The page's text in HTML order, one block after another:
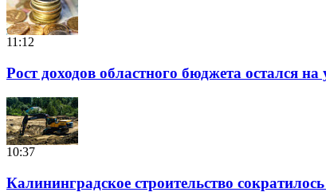
11:12
Рост доходов областного бюджета остался
10:37
Калининградское строительство